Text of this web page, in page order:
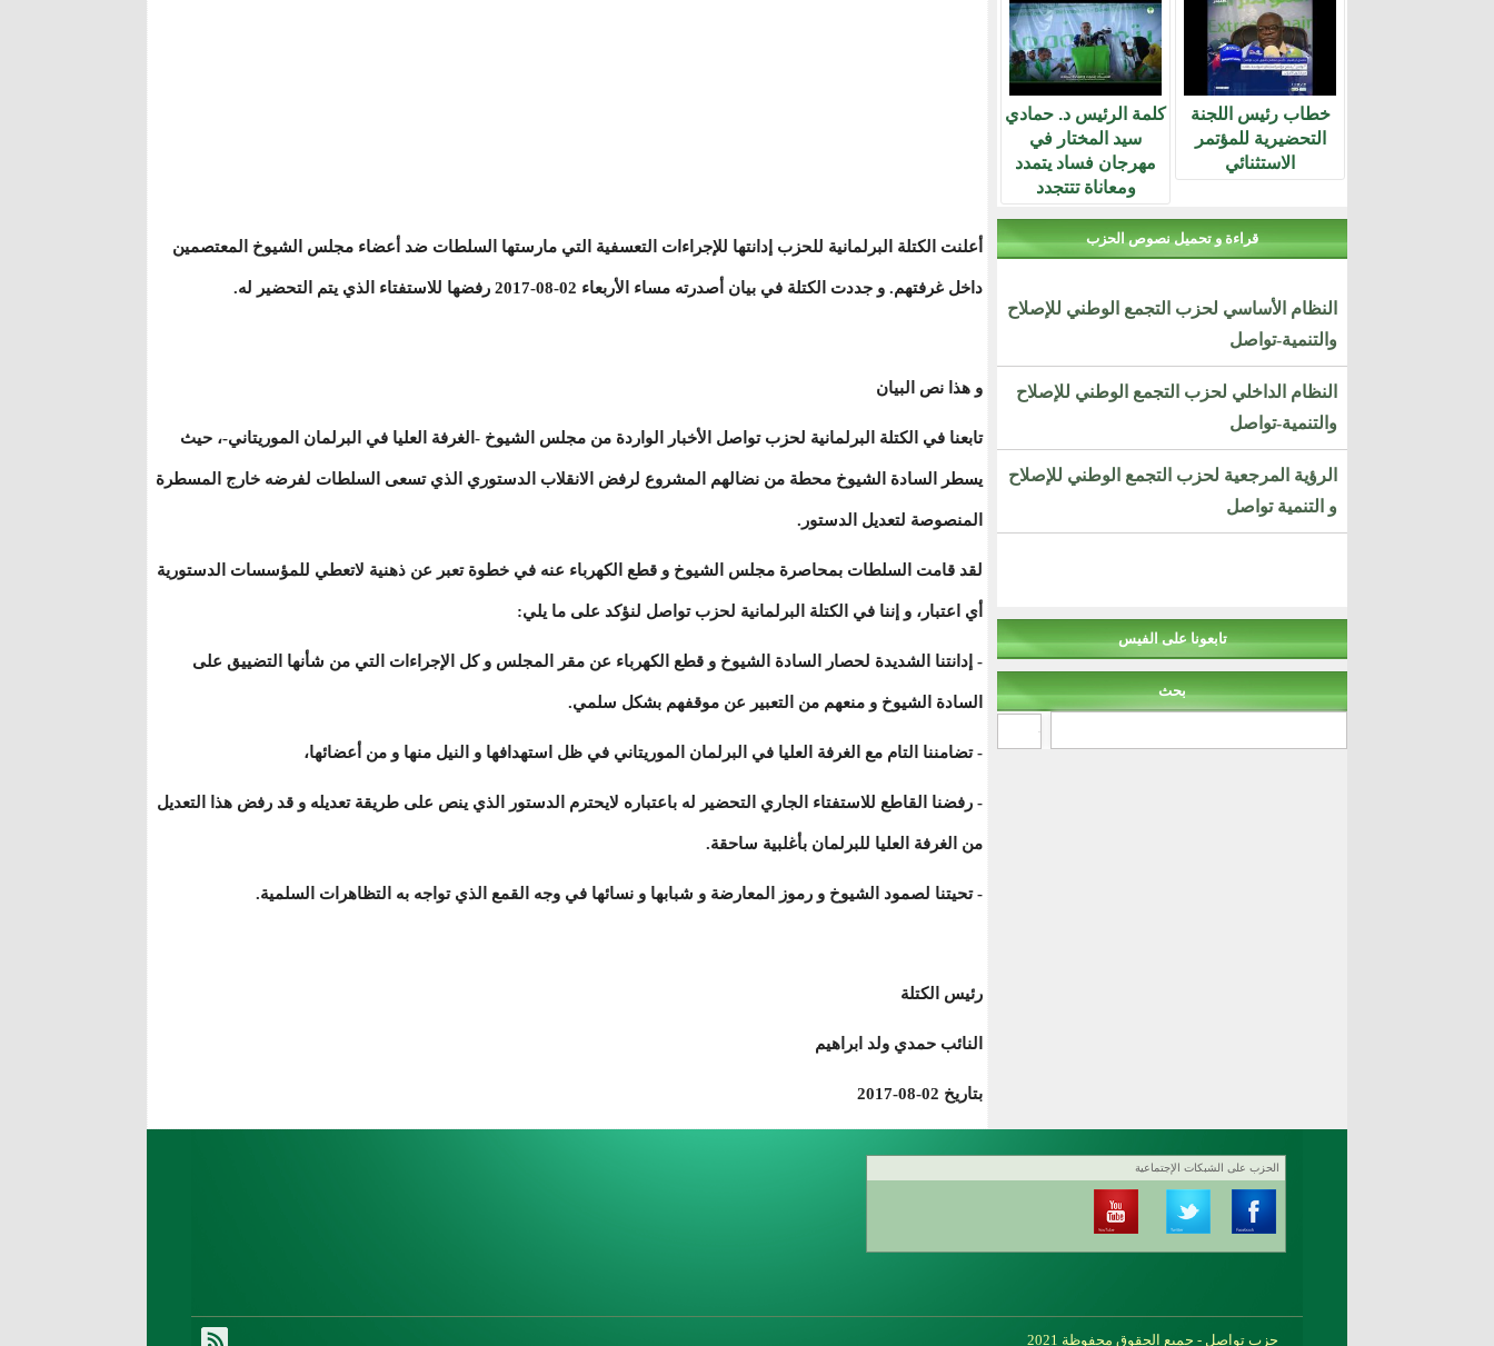
أعلنت الكتلة البرلمانية للحزب إدانتها للإجراءات التعسفية التي مارستها السلطات ضد أعضاء مجلس الشيوخ المعتصمين
داخل غرفتهم. و جددت الكتلة في بيان أصدرته مساء الأربعاء 02-08-2017 رفضها للاستفتاء الذي يتم التحضير له.
و هذا نص البيان
تابعنا في الكتلة البرلمانية لحزب تواصل الأخبار الواردة من مجلس الشيوخ -الغرفة العليا في البرلمان الموريتاني-، حيث
يسطر السادة الشيوخ محطة من نضالهم المشروع لرفض الانقلاب الدستوري الذي تسعى السلطات لفرضه خارج المسطرة
المنصوصة لتعديل الدستور.
لقد قامت السلطات بمحاصرة مجلس الشيوخ و قطع الكهرباء عنه في خطوة تعبر عن ذهنية لاتعطي للمؤسسات الدستورية
أي اعتبار، و إننا في الكتلة البرلمانية لحزب تواصل لنؤكد على ما يلي:
- إدانتنا الشديدة لحصار السادة الشيوخ و قطع الكهرباء عن مقر المجلس و كل الإجراءات التي من شأنها التضييق على
السادة الشيوخ و منعهم من التعبير عن موقفهم بشكل سلمي.
- تضامننا التام مع الغرفة العليا في البرلمان الموريتاني في ظل استهدافها و النيل منها و من أعضائها،
- رفضنا القاطع للاستفتاء الجاري التحضير له باعتباره لايحترم الدستور الذي ينص على طريقة تعديله و قد رفض هذا التعديل
من الغرفة العليا للبرلمان بأغلبية ساحقة.
- تحيتنا لصمود الشيوخ و رموز المعارضة و شبابها و نسائها في وجه القمع الذي تواجه به التظاهرات السلمية.
رئيس الكتلة
النائب حمدي ولد ابراهيم
بتاريخ 02-08-2017
خطاب رئيس اللجنة
التحضيرية للمؤتمر
الاستثنائي
كلمة الرئيس د. حمادي
سيد المختار في
مهرجان فساد يتمدد
ومعاناة تتتجدد
قراءة و تحميل نصوص الحزب
النظام الأساسي لحزب التجمع الوطني للإصلاح
والتنمية-تواصل
النظام الداخلي لحزب التجمع الوطني للإصلاح
والتنمية-تواصل
الرؤية المرجعية لحزب التجمع الوطني للإصلاح
و التنمية تواصل
تابعونا على الفيس
بحث
الحزب على الشبكات الإجتماعية
حزب تواصل - جميع الحقوق محفوظة 2021